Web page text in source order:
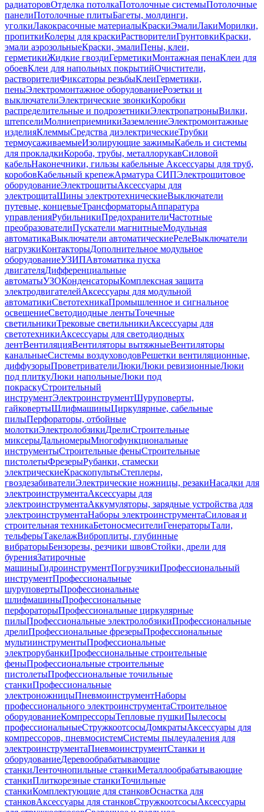
радиаторовОтделка потолкаПотолочные системыПотолочные
панелиПотолочные плитыБагеты, молдинги,
уголкиЛакокрасочные материалыКраскиЭмалиЛакиМорилки,
пропиткиКолеры для краскиРастворителиГрунтовкиКраски,
эмали аэрозольныеКраски, эмалиПены, клеи,
герметикиЖидкие гвоздиГерметикиМонтажная пенаКлеи для
обоевКлеи для напольных покрытийОчистители,
растворителиФиксаторы резьбыКлеиГерметики,
пеныЭлектромонтажное оборудованиеРозетки и
выключателиЭлектрические звонкиКоробки
распределительные и подрозетникиЭлектропатроныВилки,
штепселиМолниеприемникиЗаземлениеЭлектромонтажные
изделияКлеммыСредства диэлектрическиеТрубки
термоусаживаемыеИзолирующие зажимыКабель и системы
для прокладкиКороба, трубы, металлорукавСиловой
кабельНаконечники, гильзы кабельные Аксессуары для труб,
коробовКабельный крепежАрматура СИПЭлектрощитовое
оборудованиеЭлектрощитыАксессуары для
электрощитаШины электротехническиеВыключатели
путевые, концевыеТрансформаторыАппаратура
управленияРубильникиПредохранителиЧастотные
преобразователиПускатели магнитныеМодульная
автоматикаВыключатели автоматическиеРелеВыключатели
нагрузкиКонтакторыДополнительное модульное
оборудованиеУЗИПАвтоматика пуска
двигателяДифференциальные
автоматыУЗОКонденсаторыКомплексная защита
электродвигателейАксессуары для модульной
автоматикиСветотехникаПромышленное и сигнальное
освещениеСветодиодные лентыТочечные
светильникиТрековые светильникиАксессуары для
светотехникиАксессуары для светодиодных
лентВентиляцияВентиляторы вытяжныеВентиляторы
канальныеСистемы воздуховодовРешетки вентиляционные,
диффузорыПроветривателиЛюкиЛюки ревизионныеЛюки
под плиткуЛюки напольныеЛюки под
покраскуСтроительный
инструментЭлектроинструментШуруповерты,
гайковертыШлифмашиныЦиркулярные, сабельные
пилыПерфораторы, отбойные
молоткиЭлектролобзикиДрелиСтроительные
миксерыДальномерыМногофункциональные
инструментыСтроительные феныСтроительные
пистолетыФрезерыРубанки, стамески
электрическиеКраскопультыСтеплеры,
гвоздезабивателиЭлектрические ножницы, резакиНасадки для
электроинструментаАксессуары для
электроинструментаАккумуляторы, зарядные устройства для
электроинструментаНаборы электроинструментаСиловая и
строительная техникаБетоносмесителиГенераторыТали,
тельферыТакелажВиброплиты, глубинные
вибраторыБензорезы, резчики швовСтойки, дрели для
буренияЗатирочные
машиныГидроинструментПогрузчикиПрофессиональный
инструментПрофессиональные
шуруповертыПрофессиональные
шлифмашиныПрофессиональные
перфораторыПрофессиональные циркулярные
пилыПрофессиональные электролобзикиПрофессиональные
дрелиПрофессиональные фрезерыПрофессиональные
мультиинструментыПрофессиональные
электрорубанкиПрофессиональные строительные
феныПрофессиональные строительные
пистолетыПрофессиональные точильные
станкиПрофессиональные
электроножницыПневмоинструментНаборы
профессионального электроинструментаСтроительное
оборудованиеКомпрессорыТепловые пушкиПылесосы
профессиональныеСтружкоотсосыДомкратыАксессуары для
компрессоров, пневмосистемСистемы пылеудаления для
электроинструментаПневмоинструментСтанки и
оборудованиеДеревообрабатывающие
станкиЛенточнопильные станкиМеталлообрабатывающие
станкиПлиткорезные станкиТочильные
станкиКомплектующие для станковОснастка для
станковАксессуары для станковСтружкоотсосыАксессуары